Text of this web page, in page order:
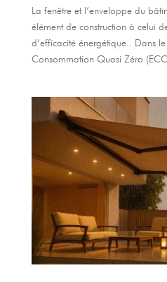
La fenêtre et l’enveloppe du
élément de construction à celui
d’efficacité énergétique.. Dans
Consommation Quasi Zéro